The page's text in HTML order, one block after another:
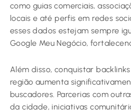
como guias comerciais,
locais e até perfis em redes
esses dados estejam sempre
Google Meu Negócio,
Além disso, conquistar
região aumenta
buscadores. Parcerias com
da cidade, iniciativas